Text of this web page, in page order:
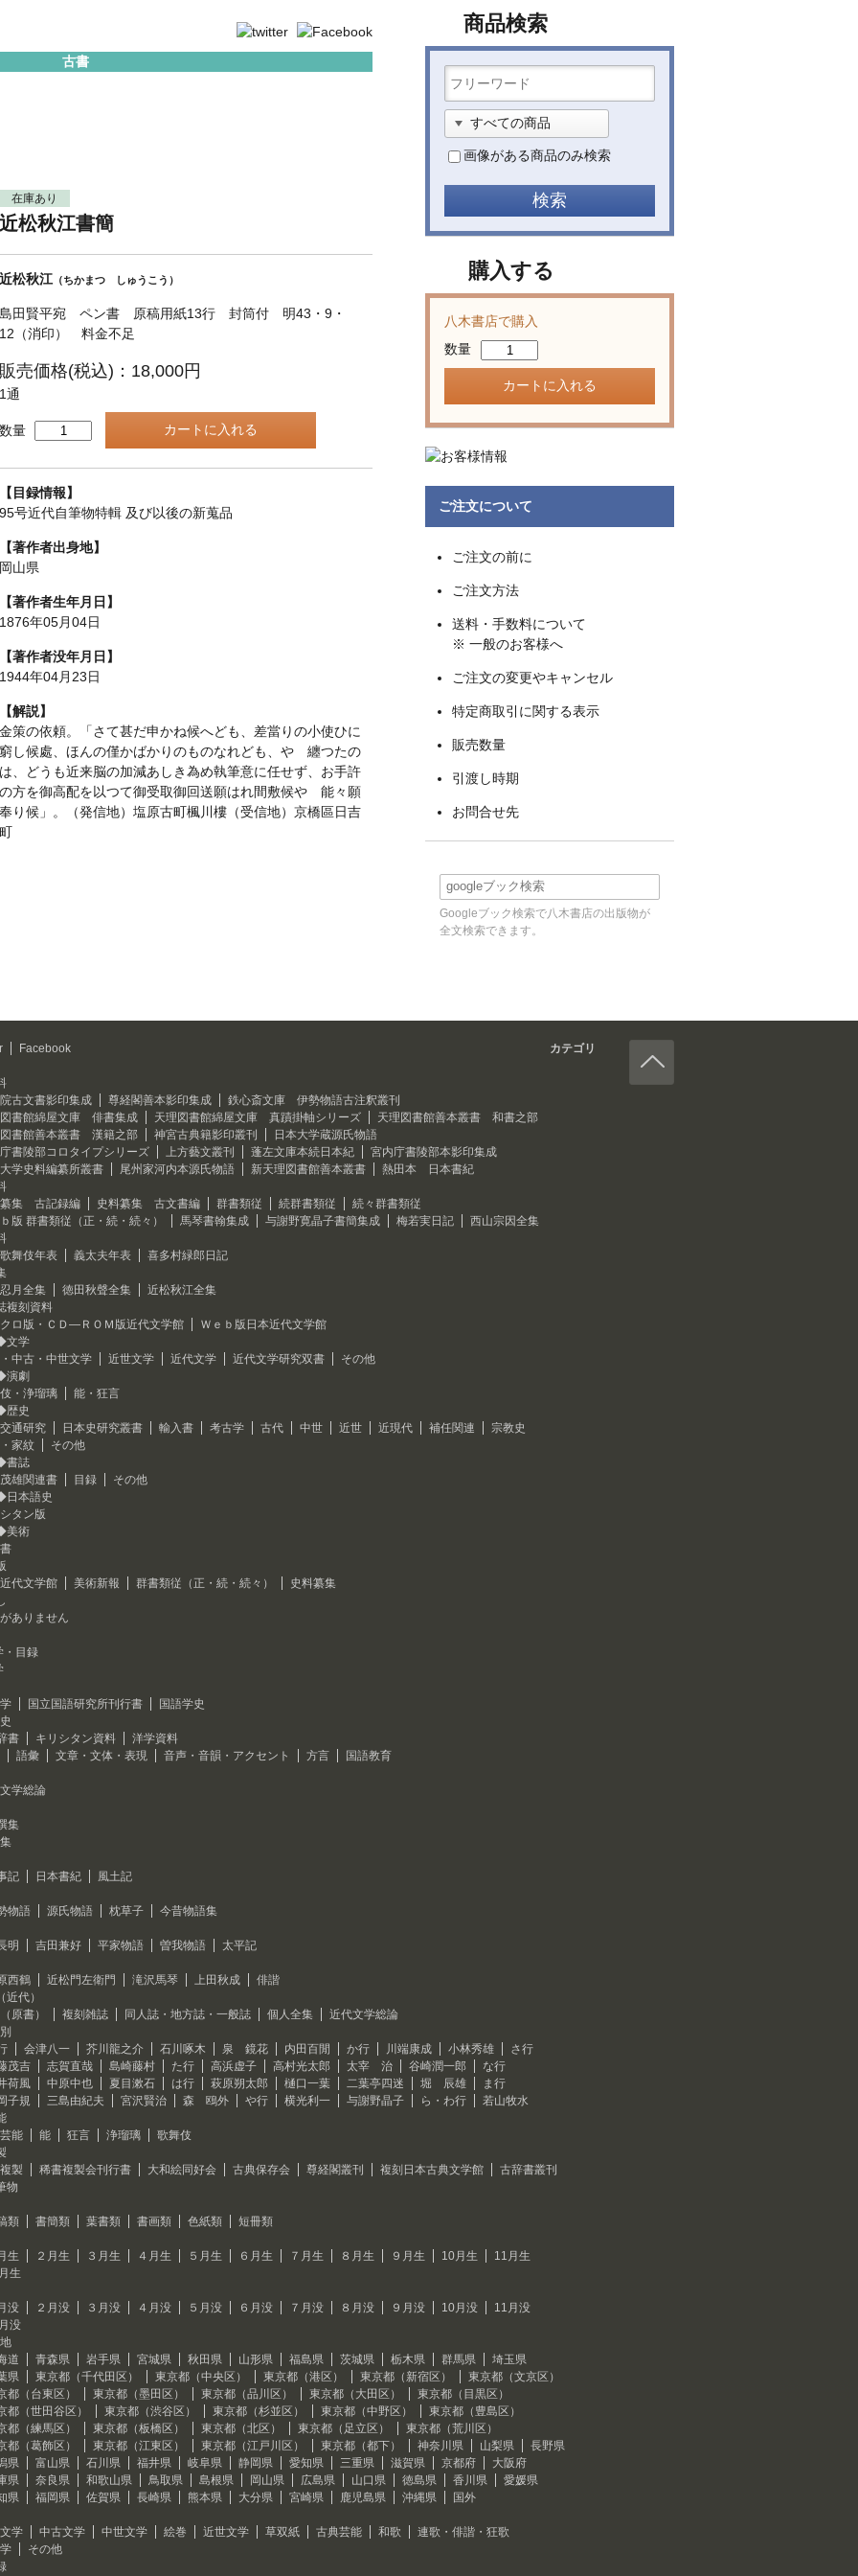
古書
在庫あり
近松秋江書簡
近松秋江 （ちかまつ しゅうこう）
島田賢平宛 ペン書 原稿用紙13行 封筒付 明43・9・
12（消印） 料金不足
販売価格(税込)：18,000円
1通
数量
【目録情報】
95号近代自筆物特輯 及び以後の新蒐品
【著作者出身地】
岡山県
【著作者生年月日】
1876年05月04日
【著作者没年月日】
1944年04月23日
【解説】
金策の依頼。「さて甚だ申かね候へども、差當りの小使ひに
窮し候處、ほんの僅かばかりのものなれども、やゝ纏つたの
は、どうも近来脳の加減あしき為め執筆意に任せず、お手許
の方を御高配を以つて御受取御回送願はれ間敷候や 能々願
奉り候」。（発信地）塩原古町楓川樓（受信地）京橋區日吉
町
商品検索
画像がある商品のみ検索
購入する
八木書店で購入
数量
ご注文について
ご注文の前に
ご注文方法
送料・手数料について
※ 一般のお客様へ
ご注文の変更やキャンセル
特定商取引に関する表示
販売数量
引渡し時期
お問合せ先
Googleブック検索で八木書店の出版物が
全文検索できます。
Facebook カテゴリ
古文書影印集成
尊経閣善本影印集成
鉄心斎文庫 伊勢物語古注釈叢刊
書館綿屋文庫 俳書集成
天理図書館綿屋文庫 真蹟掛軸シリーズ
天理図書館善本叢書 和書之部
書館善本叢書 漢籍之部
神宮古典籍影印叢刊
日本大学蔵源氏物語
書陵部コロタイプシリーズ
上方藝文叢刊 蓬左文庫本続日本紀
宮内庁書陵部本影印集成
学史料編纂所叢書
尾州家河内本源氏物語 新天理図書館善本叢書
熱田本 日本書紀
集 古記録編
史料纂集 古文書編 群書類従 続群書類従
続々群書類従
版 群書類従（正・続・続々）
馬琴書翰集成 与謝野寛晶子書簡集成 梅若実日記
西山宗因全集
舞伎年表
義太夫年表
喜多村緑郎日記
月全集
徳田秋聲全集
近松秋江全集
複刻資料
ロ版・ＣＤ―ＲＯＭ版近代文学館
Ｗｅｂ版日本近代文学館
文学
中古・中世文学
近世文学 近代文学 近代文学研究双書
その他
演劇
・浄瑠璃
能・狂言
歴史
通研究
日本史研究叢書 輸入書 考古学 古代 中世 近世 近現代 補任関連
宗教史
家紋
その他
書誌
雄関連書
目録
その他
日本語史
タン版
美術
代文学館
美術新報 群書類従（正・続・続々）
史料纂集
ありません
・目録
国立国語研究所刊行書
国語学史
書
キリシタン資料
洋学資料
語彙
文章・文体・表現 音声・音韻・アクセント 方言 国語教育
学総論
集
記 日本書紀 風土記
物語 源氏物語 枕草子 今昔物語集
明 吉田兼好 平家物語 曽我物語 太平記
西鶴 近松門左衛門 滝沢馬琴 上田秋成
俳諧
近代）
原書）
複刻雑誌 同人誌・地方誌・一般誌 個人全集
近代文学総論
会津八一 芥川龍之介 石川啄木 泉 鏡花 内田百閒 か行 川端康成 小林秀雄
さ行
茂吉
志賀直哉 島崎藤村 た行 高浜虚子 高村光太郎 太宰 治 谷崎潤一郎
な行
荷風
中原中也 夏目漱石 は行 萩原朔太郎 樋口一葉 二葉亭四迷 堀 辰雄
ま行
子規
三島由紀夫 宮沢賢治 森 鴎外 や行 横光利一 与謝野晶子 ら・わ行
若山牧水
能
能 狂言 浄瑠璃
歌舞伎
製
稀書複製会刊行書 大和絵同好会 古典保存会 尊経閣叢刊 複刻日本古典文学館
古辞書叢刊
物
類 書簡類 葉書類 書画類 色紙類 短冊類
生 ２月生 ３月生 ４月生 ５月生 ６月生 ７月生 ８月生 ９月生 10月生
11月生
生
没 ２月没 ３月没 ４月没 ５月没 ６月没 ７月没 ８月没 ９月没 10月没
11月没
没
道
青森県 岩手県 宮城県 秋田県 山形県 福島県 茨城県 栃木県 群馬県
埼玉県
県
東京都（千代田区） 東京都（中央区） 東京都（港区） 東京都（新宿区）
東京都（文京区）
都（台東区）
東京都（墨田区） 東京都（品川区） 東京都（大田区）
東京都（目黒区）
都（世田谷区）
東京都（渋谷区） 東京都（杉並区） 東京都（中野区）
東京都（豊島区）
都（練馬区）
東京都（板橋区） 東京都（北区） 東京都（足立区）
東京都（荒川区）
都（葛飾区）
東京都（江東区） 東京都（江戸川区） 東京都（都下） 神奈川県 山梨県
長野県
県
富山県 石川県 福井県 岐阜県 静岡県 愛知県 三重県 滋賀県 京都府
大阪府
県
奈良県 和歌山県 鳥取県 島根県 岡山県 広島県 山口県 徳島県 香川県
愛媛県
県
福岡県 佐賀県 長崎県 熊本県 大分県 宮崎県 鹿児島県 沖縄県 国外
学 中古文学 中世文学 絵巻 近世文学 草双紙 古典芸能 和歌
連歌・俳諧・狂歌
その他